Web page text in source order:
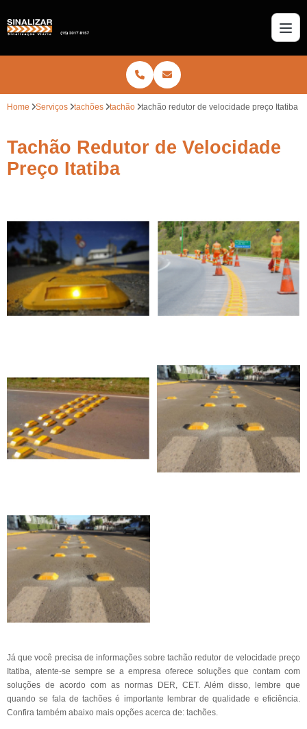
Home Serviços tachões tachão tachão redutor de velocidade preço Itatiba
Tachão Redutor de Velocidade
Preço Itatiba
Já que você precisa de informações sobre tachão redutor de velocidade preço
Itatiba, atente-se sempre se a empresa oferece soluções que contam com
soluções de acordo com as normas DER, CET. Além disso, lembre que
quando se fala de tachões é importante lembrar de qualidade e eficiência.
Confira também abaixo mais opções acerca de: tachões.